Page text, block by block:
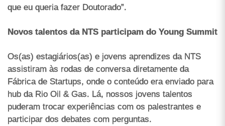
que eu queria fazer Doutorado”.
Novos talentos da NTS participam do Young Summit
Os(as) estagiários(as) e jovens aprendizes da NTS
assistiram às rodas de conversa diretamente da
Fábrica de Startups, onde o conteúdo era enviado para
hub da Rio Oil & Gas. Lá, nossos jovens talentos
puderam trocar experiências com os palestrantes e
participar dos debates com perguntas.